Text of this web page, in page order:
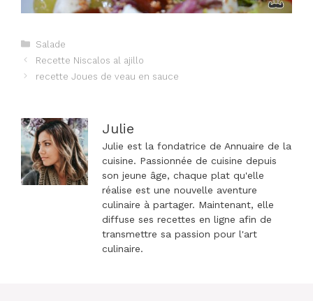
Catégories
Salade
Navigation
des
Recette Niscalos al ajillo
recette Joues de veau en sauce
Julie
Julie est la fondatrice de Annuaire de la
cuisine. Passionnée de cuisine depuis
son jeune âge, chaque plat qu'elle
réalise est une nouvelle aventure
culinaire à partager. Maintenant, elle
diffuse ses recettes en ligne afin de
transmettre sa passion pour l'art
culinaire.